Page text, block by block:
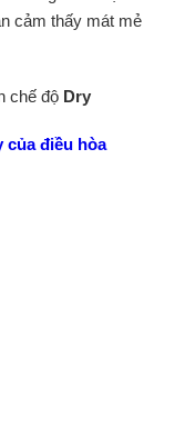
cảm thấy mát mẻ
chế độ Dry
của điều hòa